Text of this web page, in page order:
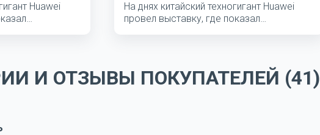
Huawei
На днях китайский техногигант Huawei
провел выставку, где показал
И ОТЗЫВЫ ПОКУПАТЕЛЕЙ (41)